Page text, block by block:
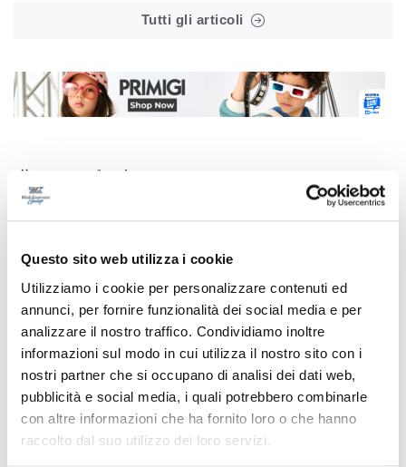
Questo sito web utilizza i cookie
Utilizziamo i cookie per personalizzare contenuti ed
annunci, per fornire funzionalità dei social media e per
analizzare il nostro traffico. Condividiamo inoltre
informazioni sul modo in cui utilizza il nostro sito con i
nostri partner che si occupano di analisi dei dati web,
pubblicità e social media, i quali potrebbero combinarle
con altre informazioni che ha fornito loro o che hanno
raccolto dal suo utilizzo dei loro servizi.
Tutti gli articoli
Correlati